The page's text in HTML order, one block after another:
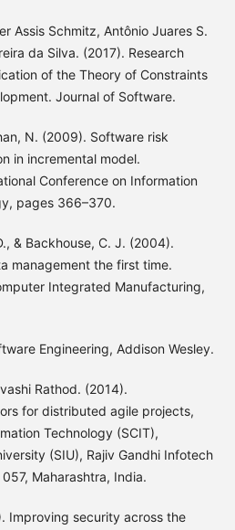
Assis Schmitz, Antônio Juares S.
da Silva. (2017). Research
of the Theory of Constraints
Journal of Software.
N. (2009). Software risk
in incremental model.
Conference on Information
pages 366–370.
& Backhouse, C. J. (2004).
management the first time.
Integrated Manufacturing,
Engineering, Addison Wesley.
Rathod. (2014).
for distributed agile projects,
Technology (SCIT),
(SIU), Rajiv Gandhi Infotech
Maharashtra, India.
Improving security across the